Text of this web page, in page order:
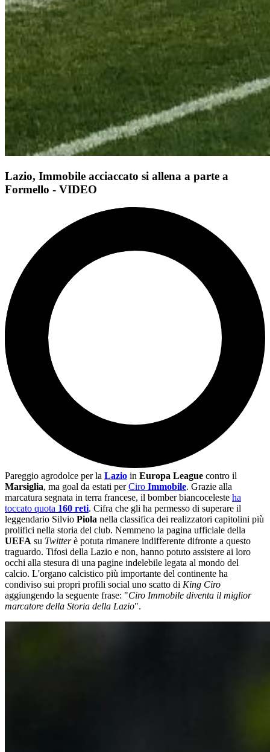
Lazio, Immobile acciaccato si allena a parte a
Formello - VIDEO
Pareggio agrodolce per la Lazio in Europa League contro il
Marsiglia, ma goal da estati perCiro Immobile. Grazie alla
marcatura segnata in terra francese, il bomber biancoceleste ha
toccato quota 160 reti. Cifra che gli ha permesso di superare il
leggendario Silvio Piola nella classifica dei realizzatori capitolini più
prolifici nella storia del club. Nemmeno la pagina ufficiale della
UEFA su Twitterè potuta rimanere indifferente difronte a questo
traguardo. Tifosi della Lazio e non, hanno potuto assistere ai loro
occhi alla stesura di una pagine indelebile legata al mondo del
calcio. L'organo calcistico più importante del continente ha
condiviso sui propri profili social uno scatto di King Ciro
aggiungendo la seguente frase: "Ciro Immobile diventa il miglior
marcatore della Storia della Lazio".